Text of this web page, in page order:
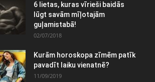
6 lietas, kuras vīrieši baidās
lūgt savām mīļotajām
guļamistabā!
02/07/2018
Kurām horoskopa zīmēm patīk
pavadīt laiku vienatnē?
11/09/2019